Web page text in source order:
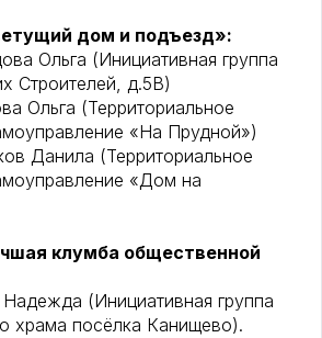
дом и подъезд»:
Ольга (Инициативная группа
Строителей, д.5В)
Ольга (Территориальное
«На Прудной»)
Данила (Территориальное
«Дом на
клумба общественной
(Инициативная группа
храма посёлка Канищево).